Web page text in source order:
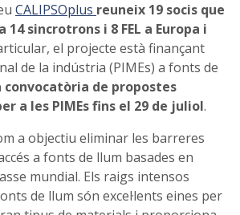
CALIPSOplus reuneix 19 socis que
14 sincrotrons i 8 FEL a Europa i
el projecte està finançant
de la indústria (PIMEs) a fonts de
convocatòria de propostes
a les PIMEs fins el 29 de juliol.
a objectiu eliminar les barreres
a fonts de llum basades en
mundial. Els raigs intensos
de llum són excel·lents eines per